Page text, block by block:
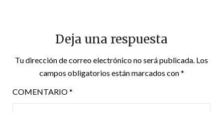
Deja una respuesta
Tu dirección de correo electrónico no será publicada. Los
campos obligatorios están marcados con*
COMENTARIO*